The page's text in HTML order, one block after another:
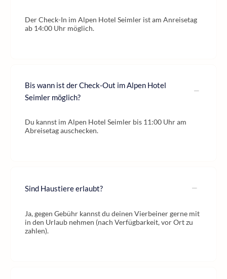
Der Check-In im Alpen Hotel Seimler ist am Anreisetag
ab 14:00 Uhr möglich.
Bis wann ist der Check-Out im Alpen Hotel
Seimler möglich?
Du kannst im Alpen Hotel Seimler bis 11:00 Uhr am
Abreisetag auschecken.
Sind Haustiere erlaubt?
Ja, gegen Gebühr kannst du deinen Vierbeiner gerne mit
in den Urlaub nehmen (nach Verfügbarkeit, vor Ort zu
zahlen).